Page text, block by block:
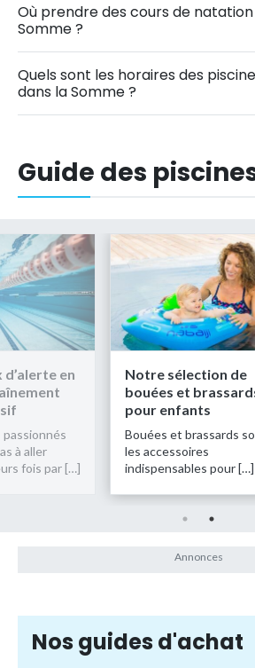
Où prendre des cours de
Somme ?
Quels sont les horaires des
dans la Somme ?
Guide des
d’alerte en
passionnés
à aller
fois par […]
Notre sélection de
bouées et
pour enfants
Bouées et brassards
les accessoires
indispensables pour […]
Nos guides d'achat